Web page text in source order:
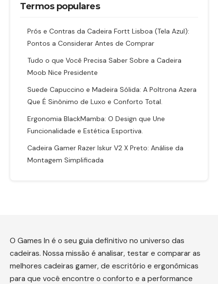
Termos populares
Prós e Contras da Cadeira Fortt Lisboa (Tela Azul):
Pontos a Considerar Antes de Comprar
Tudo o que Você Precisa Saber Sobre a Cadeira
Moob Nice Presidente
Suede Capuccino e Madeira Sólida: A Poltrona Azera
Que É Sinônimo de Luxo e Conforto Total.
Ergonomia BlackMamba: O Design que Une
Funcionalidade e Estética Esportiva.
Cadeira Gamer Razer Iskur V2 X Preto: Análise da
Montagem Simplificada
O Games In é o seu guia definitivo no universo das
cadeiras. Nossa missão é analisar, testar e comparar as
melhores cadeiras gamer, de escritório e ergonômicas
para que você encontre o conforto e a performance